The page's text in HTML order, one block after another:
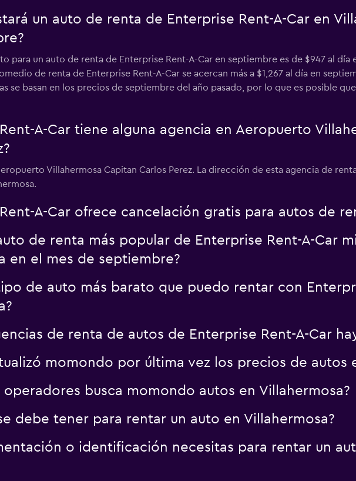
un auto de renta de Enterprise Rent-A-Car en
para un auto de renta de Enterprise Rent-A-Car en septiembre es de $947 al día
de renta de Enterprise Rent-A-Car se acercan más a $1,267 al día en
se basan en los precios de septiembre del año pasado, por lo que es posible
A-Car tiene alguna agencia en Aeropuerto
Villahermosa Capitan Carlos Perez. La dirección de esta agencia de
A-Car ofrece cancelación gratis para autos de
de renta más popular de Enterprise Rent-A-Car
en el mes de septiembre?
de auto más barato que puedo rentar con
de renta de autos de Enterprise Rent-A-Car
momondo por última vez los precios de autos
operadores busca momondo autos en Villahermosa?
debe tener para rentar un auto en Villahermosa?
o identificación necesitas para rentar un